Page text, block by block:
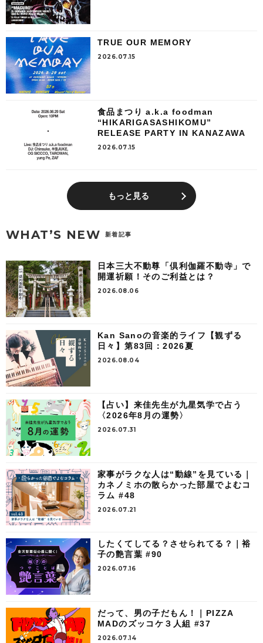
TRUE OUR MEMORY
2026.07.15
食品まつり a.k.a foodman
“HIKARIGASASHIKOMU”
RELEASE PARTY IN KANAZAWA
2026.07.15
もっと見る
WHAT’S NEW 新着記事
日本三大不動尊「倶利伽羅不動寺」で
開運祈願！そのご利益とは？
2026.08.06
Kan Sanoの音楽的ライフ【観ずる
日々】第83回：2026夏
2026.08.04
【占い】来佳先生が九星気学で占う
〈2026年8月の運勢〉
2026.07.31
家事がラクな人は“動線”を見ている｜
カネノミホの散らかった部屋でよむコ
ラム #48
2026.07.21
したくてしてる？させられてる？｜裕
子の艶言葉 #90
2026.07.16
だって、男の子だもん！｜PIZZA
MADのズッコケ３人組 #37
2026.07.14